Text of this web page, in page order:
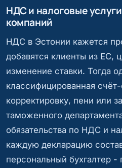
НДС и налоговые
компаний
НДС в Эстонии кажется
добавятся клиенты из ЕС,
изменение ставки. Тогда
классифицированная
корректировку, пени или
таможенного
обязательства по НДС и
каждую декларацию
персональный бухгалтер -